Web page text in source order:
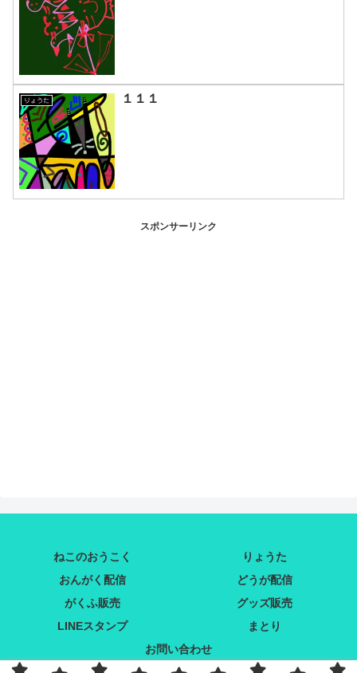
りょうた １１１
スポンサーリンク
ねこのおうこく
りょうた
おんがく配信
どうが配信
がくふ販売
グッズ販売
LINEスタンプ
まとり
お問い合わせ